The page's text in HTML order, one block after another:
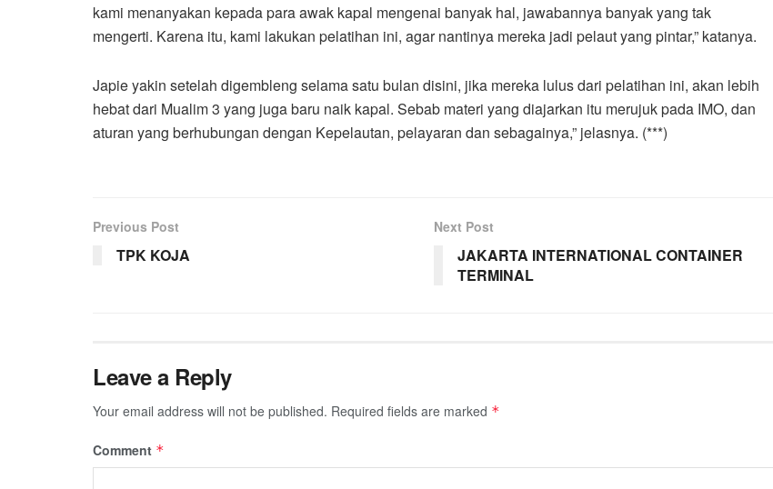
kami menanyakan kepada para awak kapal mengenai banyak hal, jawabannya banyak yang tak
mengerti. Karena itu, kami lakukan pelatihan ini, agar nantinya mereka jadi pelaut yang pintar,” katanya.
Japie yakin setelah digembleng selama satu bulan disini, jika mereka lulus dari pelatihan ini, akan lebih
hebat dari Mualim 3 yang juga baru naik kapal. Sebab materi yang diajarkan itu merujuk pada IMO, dan
aturan yang berhubungan dengan Kepelautan, pelayaran dan sebagainya,” jelasnya. (***)
Previous Post
TPK KOJA
Next Post
JAKARTA INTERNATIONAL CONTAINER
TERMINAL
Leave a Reply
Your email address will not be published. Required fields are marked *
Comment *